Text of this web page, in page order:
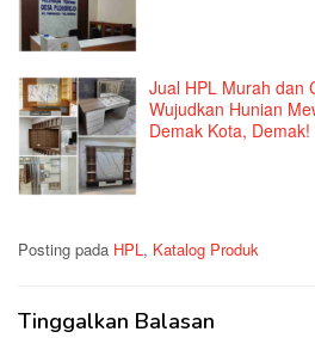
Jual HPL Murah dan
Wujudkan Hunian
Demak Kota, Demak!
Posting pada HPL , Katalog Produk
Tinggalkan Balasan